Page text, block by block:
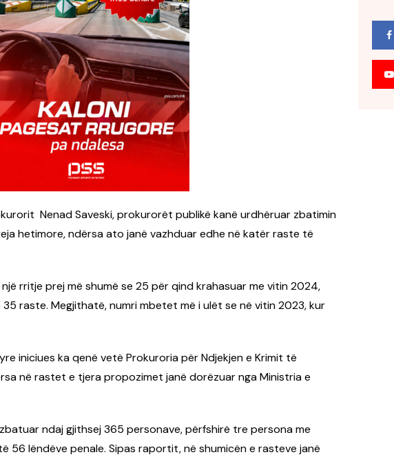
Nenad Saveski, prokurorët publikë kanë urdhëruar zbatimin
hetimore, ndërsa ato janë vazhduar edhe në katër raste të
rritje prej më shumë se 25 për qind krahasuar me vitin 2024,
raste. Megjithatë, numri mbetet më i ulët se në vitin 2023, kur
iniciues ka qenë vetë Prokuroria për Ndjekjen e Krimit të
në rastet e tjera propozimet janë dorëzuar nga Ministria e
ndaj gjithsej 365 personave, përfshirë tre persona me
56 lëndëve penale. Sipas raportit, në shumicën e rasteve janë